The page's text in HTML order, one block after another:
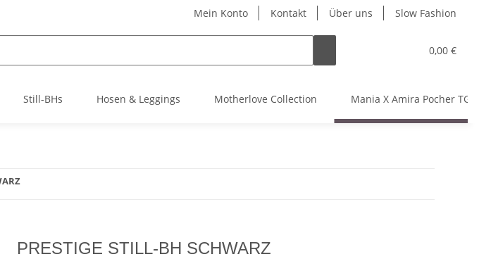
Mein Konto Kontakt Über uns Slow Fashion
0,00 €
Still-BHs Hosen & Leggings Motherlove Collection Mania X Amira Pocher
PRESTIGE STILL-BH SCHWARZ